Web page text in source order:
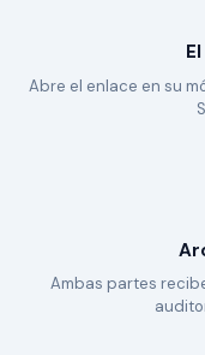
Abre el enlace en su
Ambas partes